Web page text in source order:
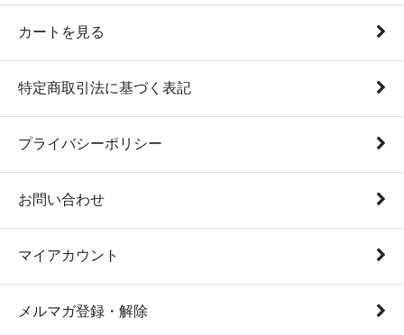
カートを見る
特定商取引法に基づく表記
プライバシーポリシー
お問い合わせ
マイアカウント
メルマガ登録・解除